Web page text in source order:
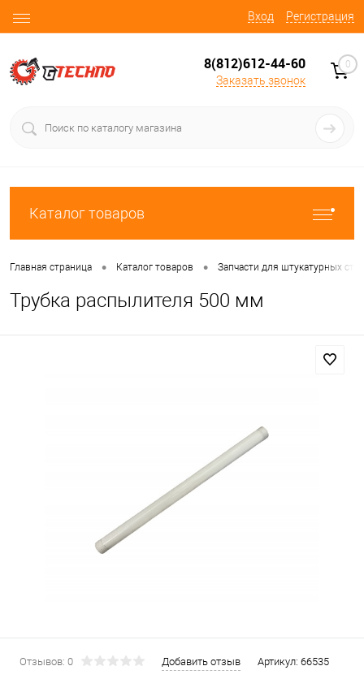
Вход Регистрация
8(812)612-44-60
Заказать звонок
0
Каталог товаров
Главная страница • Каталог товаров • Запчасти для штукатурных
Трубка распылителя 500 мм
Отзывов: 0 Добавить отзыв Артикул: 66535